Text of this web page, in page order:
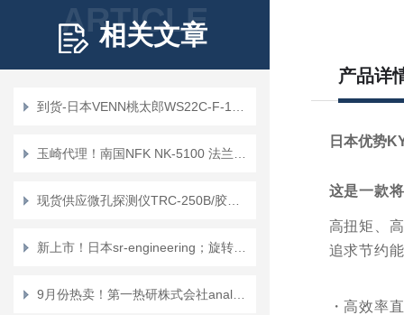
ARTICLE
相关文章
产品详
日本优势
这是一款
高扭矩、
追求节约
・高效率